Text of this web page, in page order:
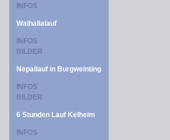
INFOS
Walhallalauf
INFOS
BILDER
Nepallauf in Burgweinting
INFOS
BILDER
6 Stunden Lauf Kelheim
INFOS